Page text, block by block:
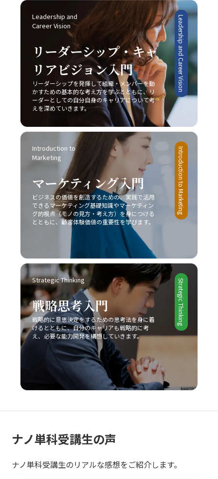
進展が加速することで、ビジネス環境は一層複雑化すると
みられます。しかし、このような変動期においては、逆に
新たなビジネスモデルや市場ニーズが生まれるチャンスも
多く存在します。将来的には、従来のレッドオーシャンの
戦い方に加え、テクノロジーを駆使したデジタル戦略との
融合が、企業の競争力を左右する重要な要素となることは
間違いありません。そのため、今のうちから情報収集や市
場分析に注力し、柔軟かつ先見性のある戦略を構築するこ
とが求められます。 まとめ 本記事では、2025年という変
革の時代において、20代の若手ビジネスマンが直面する厳
しい市場環境の中で、「レッドオーシャンの戦い方」の重
要性とその具体的な戦略について解説してきました。レッ
ドオーシャンとは、既存市場における激しい競争環境を指
し、価格競争や限られた市場シェア、利益率の低下といっ
たリスクが伴います。このような中で成功するためには、
他社との差別化、コストリーダーシップ、ニッチ戦略など
自社の強みを最大限に活かすアプローチが不可欠です。ま
た、デジタル技術や最新の市場動向を取り入れることで、
従来の戦略だけでなく新たなビジネスモデルの構築が求め
られています。 今後のビジネスシーンは、一層熾烈な競争
と急速な市場変化が予想されるため、レッドオーシャン 戦
い方においても、常に柔軟な発想と先を見据えた戦略が必
要です。成功事例に見ると、スターバックス、コカ・コー
ラ、トヨタ自動車などが、自社の独自性を武器にして激戦
区を勝ち抜いていることからも、自社の強みをしっかりと
把握し、独自の価値提案を行うことの重要性が理解できる
でしょう。さらに、競合他社との違いを明確にし、適切な
タイミングで戦略の見直しと改善を図ることで、どのよう
な厳しい市場環境でも勝利を掴むことが可能となります。
最終的に、レッドオーシャンの戦い方においては、単なる
生存戦略ではなく、今後も持続的な成長を実現するための
基盤として、企業やビジネスパーソン自身が常に学び、挑
戦し続ける姿勢が求められます。現代の急激な変革期にお
いて、若手ビジネスマンが自らのキャリアと企業の成長を
支えるためにも、戦略的思考と柔軟な対応力を身につけ、
レッドオーシャンの荒波を乗り越えるための確固たる手法
を確立することが今後の成功に直結すると言えるでしょ
学びとすることで、行動へのブレーキを緩めることができ
ます。さらに、周囲の信頼できる同僚や上司に適切に協力
を求めることで、タスクの分担や業務効率の向上にもつな
がり、結果として「後回し癖の改善」が促進されます。 総
じて、先延ばし癖の改善は単なる業務の効率化に留まら
ず、自己成長やキャリアアップ、そして精神的健康に直結
する課題です。20代の若手ビジネスマンは、日々の忙しさ
に追われる中で、この先延ばしという悪循環を断ち切り、
主体的かつ計画的な行動を身につけることが、将来的な成
功に不可欠であると言えるでしょう。一度自らの行動パタ
ーンを見直し、ここで紹介した8つの方法を実践すること
で、徐々に「後回し癖の改善」の効果を実感できるはずで
す。 最終的には、先延ばし癖を克服し、時間とエネルギー
を有効活用するための意識改革が求められます。焦らず、
一歩一歩着実に、自己改善のプロセスを進めることが重要
です。皆さんが今後、業務上の課題を迅速かつ効果的に解
決し、自己成長を加速させる一助となることを心より願っ
ています。この取り組みが、豊かなキャリア形成と充実し
た人生への道を切り開くための大きな一歩となるでしょ
う。
Leadership and
Career Vision
リーダーシップ・キャ
リアビジョン入門
リーダーシップを発揮して組織・メンバーを動
かすための基本的な考え方を学ぶとともに、リ
ーダーとしての自分自身のキャリアについて考
えを深めていきます。
Leadership and Career Vision
Introduction to
Marketing
マーケティング入門
ビジネスの価値を創造するための、実践で活用
できるマーケティング基礎知識やマーケティン
グ的視点（モノの見方・考え方）を身につける
とともに、顧客体験価値の重要性を学びます。
Introduction to Marketing
Strategic Thinking
戦略思考入門
戦略的に意思決定をするための思考法を身に着
けるとともに、自分のキャリアも戦略的に考
え、必要な能力開発を構想していきます。
Strategic Thinking
ナノ単科受講生の声
ナノ単科受講生のリアルな感想をご紹介します。